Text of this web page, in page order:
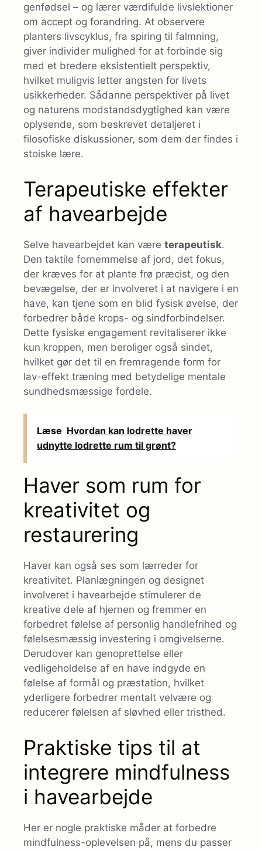
genfødsel – og lærer værdifulde livslektioner
om accept og forandring. At observere
planters livscyklus, fra spiring til falmning,
giver individer mulighed for at forbinde sig
med et bredere eksistentielt perspektiv,
hvilket muligvis letter angsten for livets
usikkerheder. Sådanne perspektiver på livet
og naturens modstandsdygtighed kan være
oplysende, som beskrevet detaljeret i
filosofiske diskussioner, som dem der findes i
stoiske lære.
Terapeutiske effekter
af havearbejde
Selve havearbejdet kan være terapeutisk.
Den taktile fornemmelse af jord, det fokus,
der kræves for at plante frø præcist, og den
bevægelse, der er involveret i at navigere i en
have, kan tjene som en blid fysisk øvelse, der
forbedrer både krops- og sindforbindelser.
Dette fysiske engagement revitaliserer ikke
kun kroppen, men beroliger også sindet,
hvilket gør det til en fremragende form for
lav-effekt træning med betydelige mentale
sundhedsmæssige fordele.
Læse Hvordan kan lodrette haver
udnytte lodrette rum til grønt?
Haver som rum for
kreativitet og
restaurering
Haver kan også ses som lærreder for
kreativitet. Planlægningen og designet
involveret i havearbejde stimulerer de
kreative dele af hjernen og fremmer en
forbedret følelse af personlig handlefrihed og
følelsesmæssig investering i omgivelserne.
Derudover kan genoprettelse eller
vedligeholdelse af en have indgyde en
følelse af formål og præstation, hvilket
yderligere forbedrer mentalt velvære og
reducerer følelsen af ​​sløvhed eller tristhed.
Praktiske tips til at
integrere mindfulness
i havearbejde
Her er nogle praktiske måder at forbedre
mindfulness-oplevelsen på, mens du passer